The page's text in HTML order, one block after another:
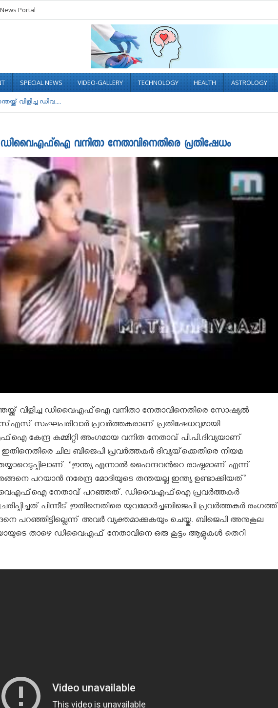
Portal
SPECIAL NEWS VIDEO-GALLERY TECHNOLOGY HEALTH ASTROLOGY
വിളിച്ച ഡിവ....
ഡിവൈഎഫ്‌ഐ വനിതാ നേതാവിനെതിരെ പ്രതിഷേധം
വിളിച്ച ഡിവൈഎഫ്‌ഐ വനിതാ നേതാവിനെതിരെ സോഷ്യൽ
സംഘപരിവാര്‍ പ്രവര്‍ത്തകരാണ് പ്രതിഷേധവുമായി
കേന്ദ്ര കമ്മിറ്റി അംഗമായ വനിത നേതാവ് പി.പി.ദിവ്യയാണ്
ഇതിനെതിരെ ചില ബിജെപി പ്രവർത്തകർ ദിവ്യയ്‌ക്കെതിരെ നിയമ
‘ഇന്ത്യ എന്നാല്‍ ഹൈന്ദവൻറെ രാഷ്ട്രമാണ് എന്ന്
പറയാന്‍ നരേന്ദ്ര മോദിയുടെ തന്തയല്ല ഇന്ത്യ ഉണ്ടാക്കിയത്’
ഡിവൈഎഫ്‌ഐ നേതാവ് പറഞ്ഞത്. ഡിവൈഎഫ്‌ഐ പ്രവര്‍ത്തകര്‍
ഇതിനെതിരെ യുവമോര്‍ച്ചബിജെപി പ്രവര്‍ത്തകര്‍ രംഗത്ത്
പറഞ്ഞിട്ടില്ലെന്ന് അവർ വ്യക്തമാക്കുകയും ചെയ്തു. ബിജെപി അനുകൂല
താഴെ ഡിവൈഎഫ് നേതാവിനെ ഒരു കൂട്ടം ആളുകൾ തെറി